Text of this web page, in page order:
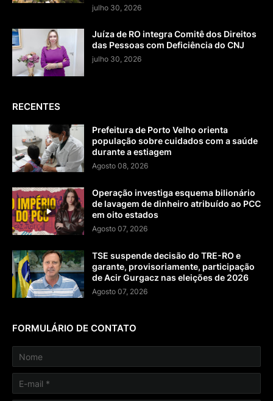
julho 30, 2026
Juíza de RO integra Comitê dos Direitos
das Pessoas com Deficiência do CNJ
julho 30, 2026
RECENTES
Prefeitura de Porto Velho orienta
população sobre cuidados com a saúde
durante a estiagem
Agosto 08, 2026
Operação investiga esquema bilionário
de lavagem de dinheiro atribuído ao PCC
em oito estados
Agosto 07, 2026
TSE suspende decisão do TRE-RO e
garante, provisoriamente, participação
de Acir Gurgacz nas eleições de 2026
Agosto 07, 2026
FORMULÁRIO DE CONTATO